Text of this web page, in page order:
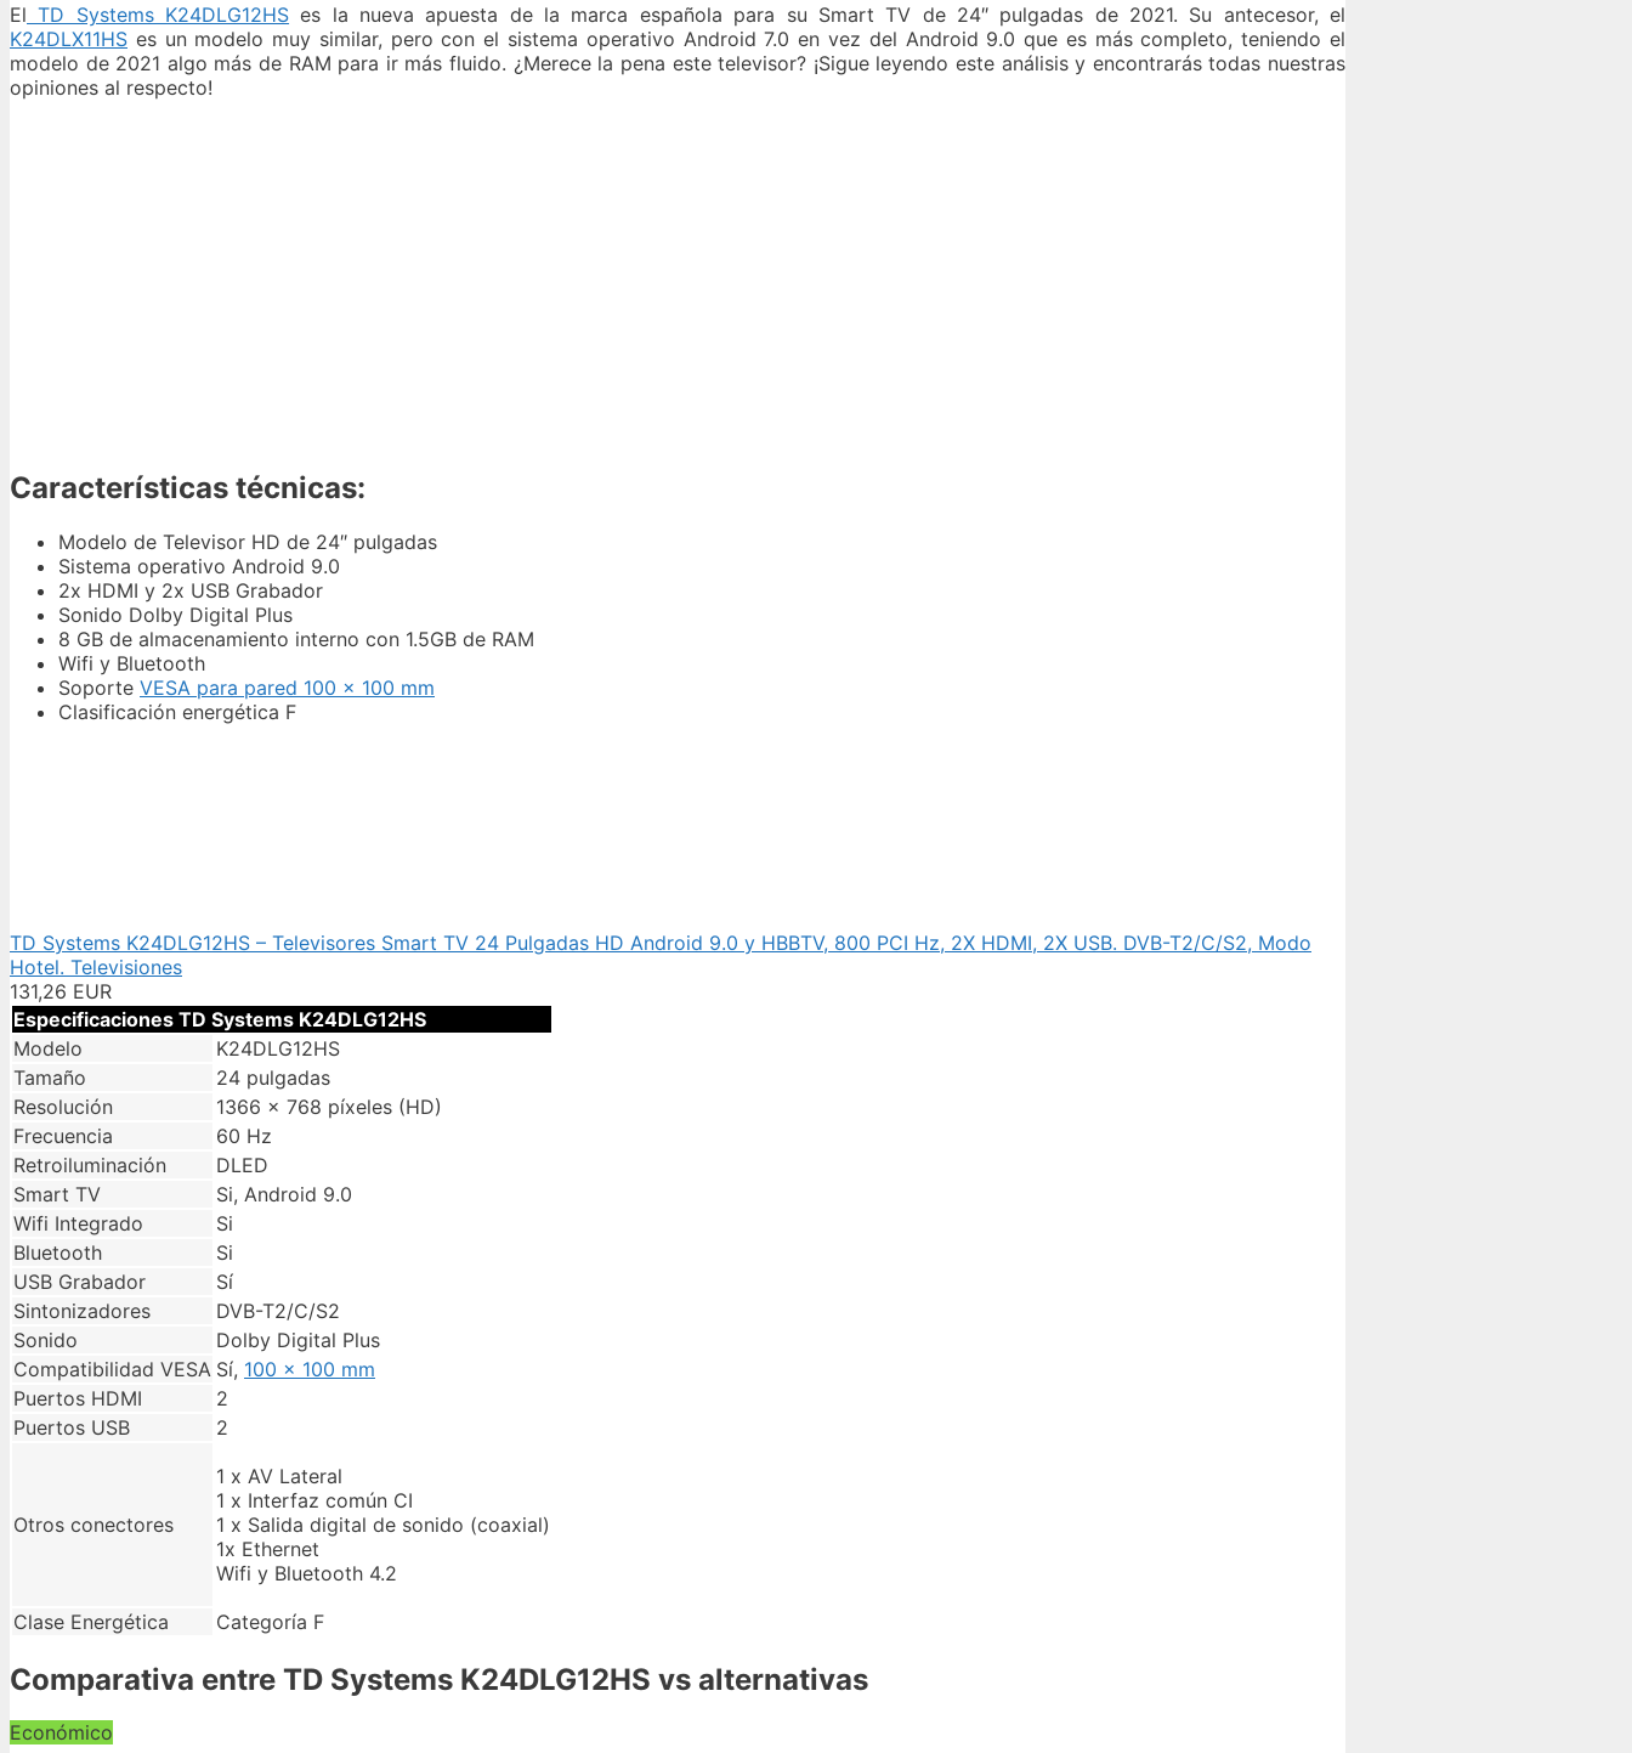
El TD Systems K24DLG12HS es la nueva apuesta de la marca española para su Smart TV de 24″ pulgadas de 2021. Su antecesor, el
K24DLX11HS es un modelo muy similar, pero con el sistema operativo Android 7.0 en vez del Android 9.0 que es más completo, teniendo el
modelo de 2021 algo más de RAM para ir más fluido. ¿Merece la pena este televisor? ¡Sigue leyendo este análisis y encontrarás todas nuestras
opiniones al respecto!
Características técnicas:
Modelo de Televisor HD de 24″ pulgadas
Sistema operativo Android 9.0
2x HDMI y 2x USB Grabador
Sonido Dolby Digital Plus
8 GB de almacenamiento interno con 1.5GB de RAM
Wifi y Bluetooth
Soporte VESA para pared 100 x 100 mm
Clasificación energética F
TD Systems K24DLG12HS – Televisores Smart TV 24 Pulgadas HD Android 9.0 y HBBTV, 800 PCI Hz, 2X HDMI, 2X USB. DVB-T2/C/S2, Modo
Hotel. Televisiones
131,26 EUR
Especificaciones TD Systems K24DLG12HS
Modelo
K24DLG12HS
Tamaño
24 pulgadas
Resolución
1366 x 768 píxeles (HD)
Frecuencia
60 Hz
Retroiluminación
DLED
Smart TV
Si, Android 9.0
Wifi Integrado
Si
Bluetooth
Si
USB Grabador
Sí
Sintonizadores
DVB-T2/C/S2
Sonido
Dolby Digital Plus
Compatibilidad VESA Sí, 100 x 100 mm
Puertos HDMI
2
Puertos USB
2
Otros conectores
1 x AV Lateral
1 x Interfaz común CI
1 x Salida digital de sonido (coaxial)
1x Ethernet
Wifi y Bluetooth 4.2
Clase Energética
Categoría F
Comparativa entre TD Systems K24DLG12HS vs alternativas
Económico